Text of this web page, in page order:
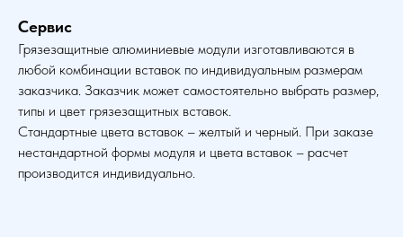
Сервис
Грязезащитные алюминиевые модули изготавливаются в
любой комбинации вставок по индивидуальным размерам
заказчика. Заказчик может самостоятельно выбрать размер,
типы и цвет грязезащитных вставок.
Стандартные цвета вставок – желтый и черный. При заказе
нестандартной формы модуля и цвета вставок – расчет
производится индивидуально.